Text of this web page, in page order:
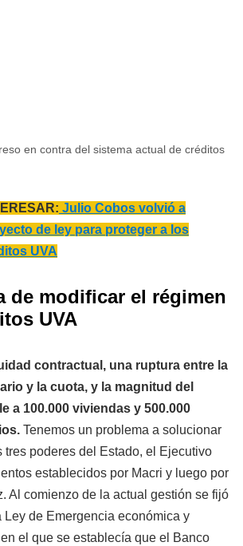
en contra del sistema actual de créditos
Julio Cobos volvió a
de ley para proteger a los
UVA
de modificar el régimen
UVA
contractual, una ruptura entre la
y la cuota, y la magnitud del
a 100.000 viviendas y 500.000
Tenemos un problema a solucionar
tres poderes del Estado, el Ejecutivo
establecidos por Macri y luego por
Al comienzo de la actual gestión se fijó
Ley de Emergencia económica y
el que se establecía que el Banco